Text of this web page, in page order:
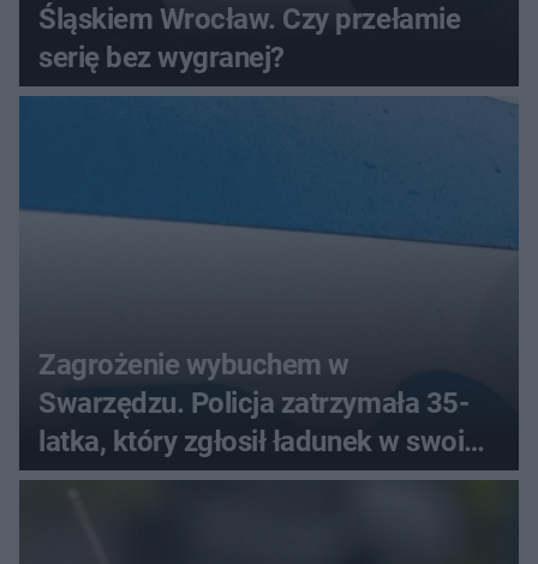
Śląskiem Wrocław. Czy przełamie
serię bez wygranej?
Zagrożenie wybuchem w
Swarzędzu. Policja zatrzymała 35-
latka, który zgłosił ładunek w swoim
aucie